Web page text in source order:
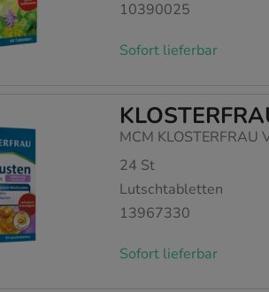
10390025
Sofort lieferbar
MCM KLOSTERFRAU
24 St
Lutschtabletten
13967330
Sofort lieferbar